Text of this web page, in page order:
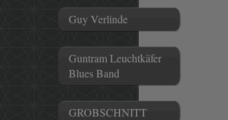
Guy Verlinde
Guntram Leuchtkäfer
Blues Band
GROBSCHNITT